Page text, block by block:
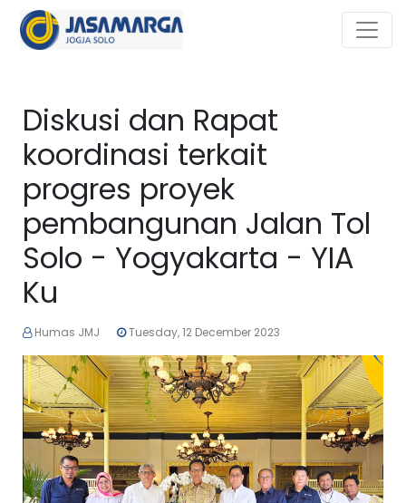
Diskusi dan Rapat
koordinasi terkait
progres proyek
pembangunan Jalan Tol
Solo - Yogyakarta - YIA
Ku
Humas JMJ Tuesday, 12 December 2023